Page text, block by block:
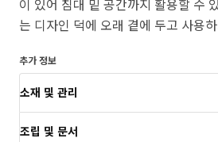
이 있어 침대 밑 공간까지 활용할 수
는 디자인 덕에 오래 곁에 두고 사용
추가 정보
소재 및 관리
조립 및 문서